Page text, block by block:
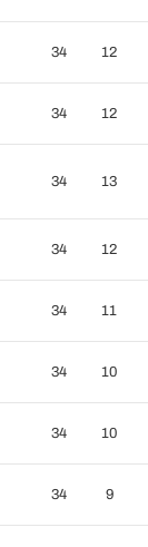
34 12
34 12
34 13
34 12
34 11
34 10
34 10
34 9